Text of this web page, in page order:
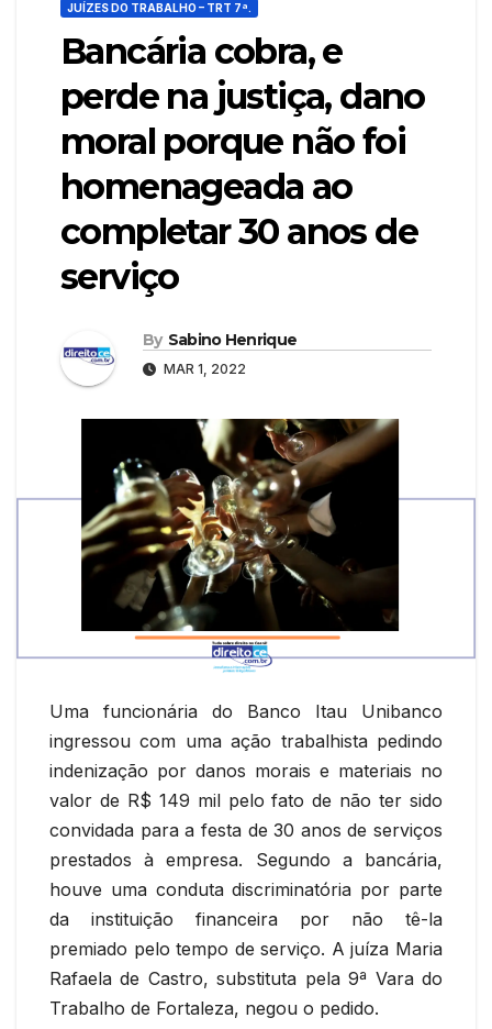
JUÍZES DO TRABALHO – TRT 7ª.
Bancária cobra, e
perde na justiça, dano
moral porque não foi
homenageada ao
completar 30 anos de
serviço
By Sabino Henrique
MAR 1, 2022
Uma funcionária do Banco Itau Unibanco
ingressou com uma ação trabalhista pedindo
indenização por danos morais e materiais no
valor de R$ 149 mil pelo fato de não ter sido
convidada para a festa de 30 anos de serviços
prestados à empresa. Segundo a bancária,
houve uma conduta discriminatória por parte
da instituição financeira por não tê-la
premiado pelo tempo de serviço. A juíza Maria
Rafaela de Castro, substituta pela 9ª Vara do
Trabalho de Fortaleza, negou o pedido.